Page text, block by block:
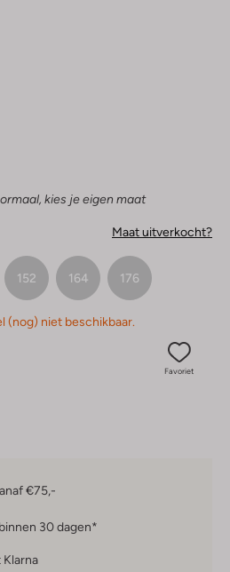
kies je eigen maat
Maat uitverkocht?
152 164 176
(nog) niet beschikbaar.
Favoriet
€75,-
binnen 30 dagen*
Klarna